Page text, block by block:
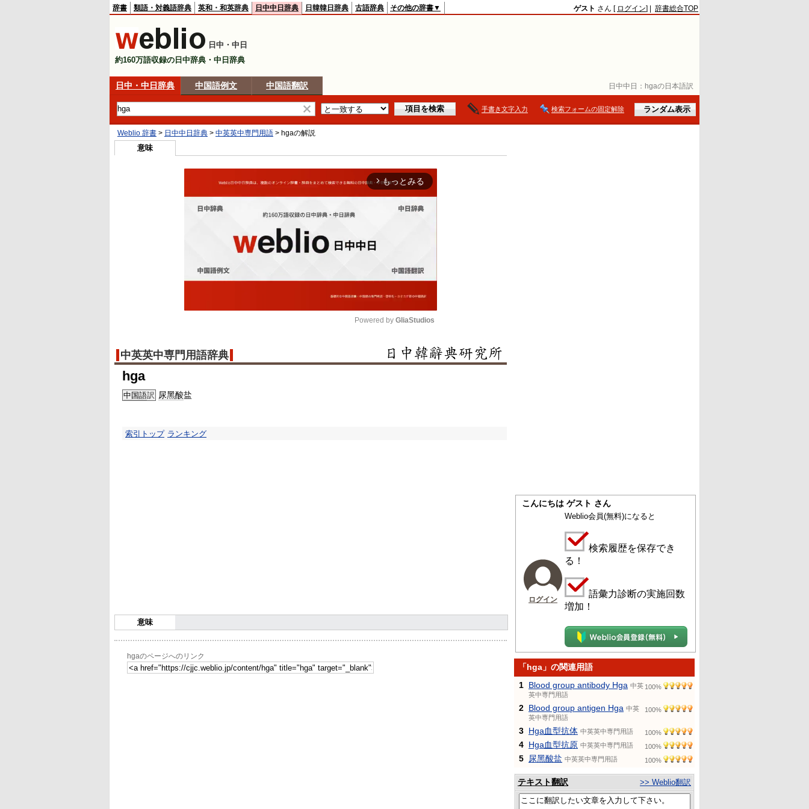
日中中日： hgaの日本語訳
辞書 類語・対義語辞典 英和・和英辞典 日中中日辞典 日韓韓日辞典 古語辞典 その他の辞書▼ ゲスト さん [ ログイン] | 辞書総合TOP
日中・中日
約160万語収録の日中辞典・中日辞典
日中・中日辞典 中国語例文 中国語翻訳
手書き文字入力 検索フォームの固定解除
Weblio 辞書 > 日中中日辞典 > 中英英中専門用語 > hgaの解説
意味
arrow_forward_ios もっとみる
Mute
Powered by GliaStudios
中英英中専門用語辞典
hga
中国語訳 尿黑酸盐
索引トップ ランキング
意味
hgaのページへのリンク
こんにちは ゲスト さん
ログイン
Weblio会員(無料)になると
検索履歴を保存でき
る！
語彙力診断の実施回数
増加！
「hga」の関連用語
1 Blood group antibody Hga 中英
英中専門用語
100%
2 Blood group antigen Hga 中英
英中専門用語
100%
3 Hga血型抗体 中英英中専門用語 100%
4 Hga血型抗原 中英英中専門用語 100%
5 尿黑酸盐 中英英中専門用語 100%
テキスト翻訳 >> Weblio翻訳